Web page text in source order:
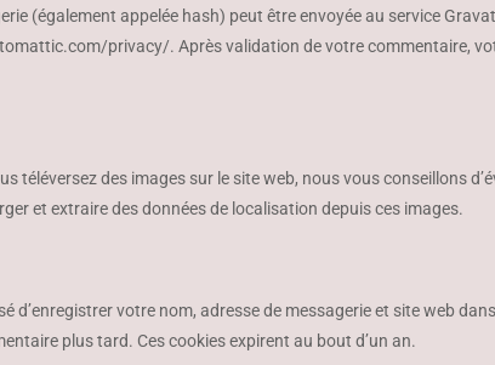
(également appelée hash) peut être envoyée au service
privacy/. Après validation de votre commentaire,
téléversez des images sur le site web, nous vous conseillons
et extraire des données de localisation depuis ces images.
d’enregistrer votre nom, adresse de messagerie et site web
plus tard. Ces cookies expirent au bout d’un an.